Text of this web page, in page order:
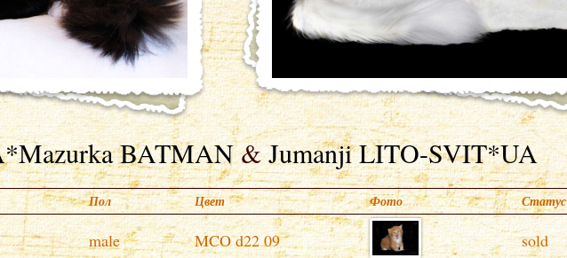
BATMAN&Jumanji LITO-SVIT*UA
Пол Цвет Фото Статус
male MCO d22 09 sold